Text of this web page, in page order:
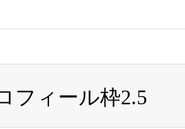
フィール枠2.5